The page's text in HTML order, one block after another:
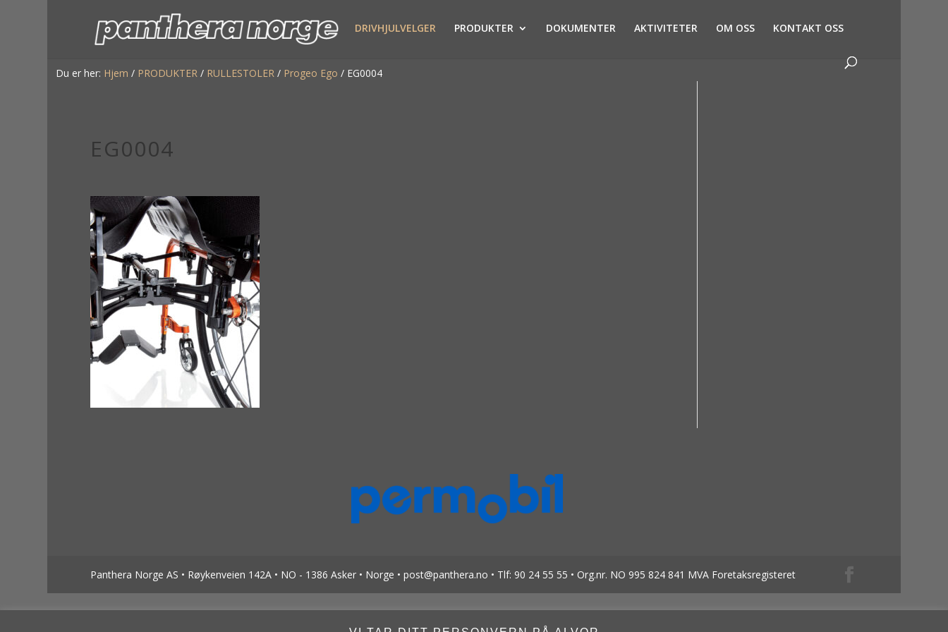
DRIVHJULVELGER PRODUKTER DOKUMENTER AKTIVITETER OM OSS KONTAKT OSS
Du er her: Hjem / PRODUKTER / RULLESTOLER / Progeo Ego / EG0004
EG0004
Panthera Norge AS • Røykenveien 142A • NO - 1386 Asker • Norge • post@panthera.no • Tlf: 90 24 55 55 • Org.nr. NO 995 824 841 MVA Foretaksregisteret